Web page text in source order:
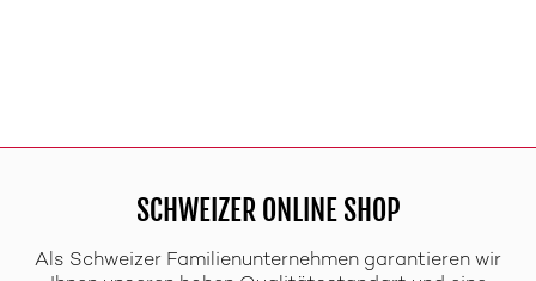
SCHWEIZER ONLINE SHOP
Als Schweizer Familienunternehmen garantieren wir